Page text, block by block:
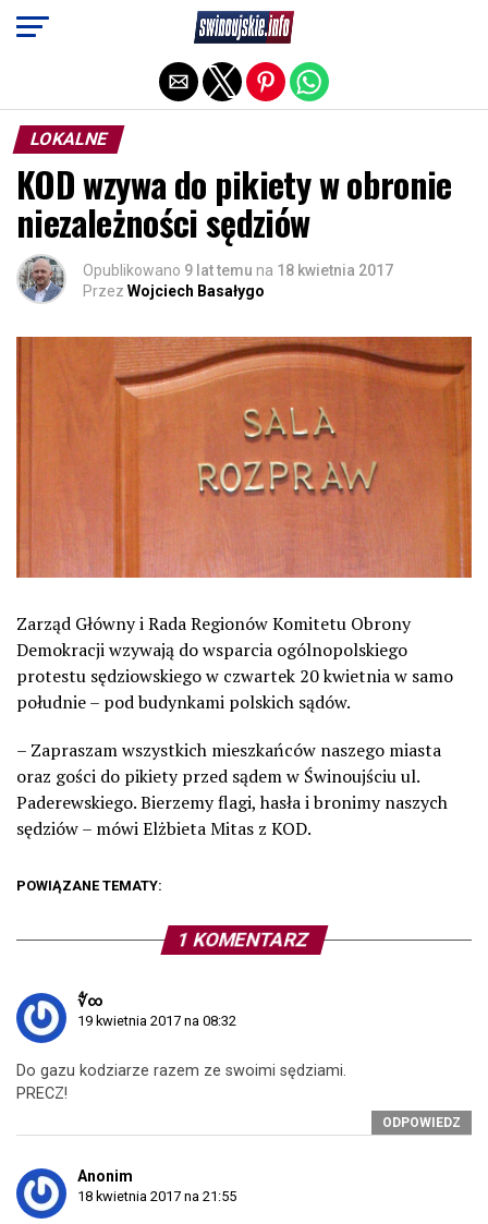
LOKALNE
KOD wzywa do pikiety w obronie
niezależności sędziów
Opublikowano 9 lat temu na 18 kwietnia 2017
Przez Wojciech Basałygo
Zarząd Główny i Rada Regionów Komitetu Obrony
Demokracji wzywają do wsparcia ogólnopolskiego
protestu sędziowskiego w czwartek 20 kwietnia w samo
południe – pod budynkami polskich sądów.
– Zapraszam wszystkich mieszkańców naszego miasta
oraz gości do pikiety przed sądem w Świnoujściu ul.
Paderewskiego. Bierzemy flagi, hasła i bronimy naszych
sędziów – mówi Elżbieta Mitas z KOD.
POWIĄZANE TEMATY:
1 KOMENTARZ
∜∞
19 kwietnia 2017 na 08:32
Do gazu kodziarze razem ze swoimi sędziami.
PRECZ!
ODPOWIEDZ
Anonim
18 kwietnia 2017 na 21:55
Exit mobile version